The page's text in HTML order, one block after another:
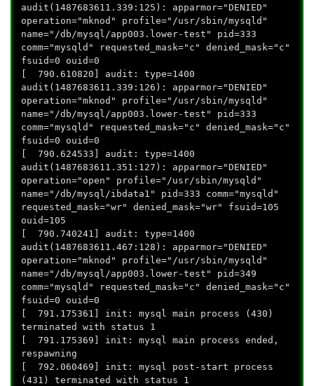
audit(1487683611.339:125): apparmor="DENIED"
operation="mknod" profile="/usr/sbin/mysqld"
name="/db/mysql/app003.lower-test" pid=333
comm="mysqld" requested_mask="c" denied_mask="c"
fsuid=0 ouid=0
[ 790.610820] audit: type=1400
audit(1487683611.339:126): apparmor="DENIED"
operation="mknod" profile="/usr/sbin/mysqld"
name="/db/mysql/app003.lower-test" pid=333
comm="mysqld" requested_mask="c" denied_mask="c"
fsuid=0 ouid=0
[ 790.624533] audit: type=1400
audit(1487683611.351:127): apparmor="DENIED"
operation="open" profile="/usr/sbin/mysqld"
name="/db/mysql/ibdata1" pid=333 comm="mysqld"
requested_mask="wr" denied_mask="wr" fsuid=105
ouid=105
[ 790.740241] audit: type=1400
audit(1487683611.467:128): apparmor="DENIED"
operation="mknod" profile="/usr/sbin/mysqld"
name="/db/mysql/app003.lower-test" pid=349
comm="mysqld" requested_mask="c" denied_mask="c"
fsuid=0 ouid=0
[ 791.175361] init: mysql main process (430)
terminated with status 1
[ 791.175369] init: mysql main process ended,
respawning
[ 792.060469] init: mysql post-start process
(431) terminated with status 1